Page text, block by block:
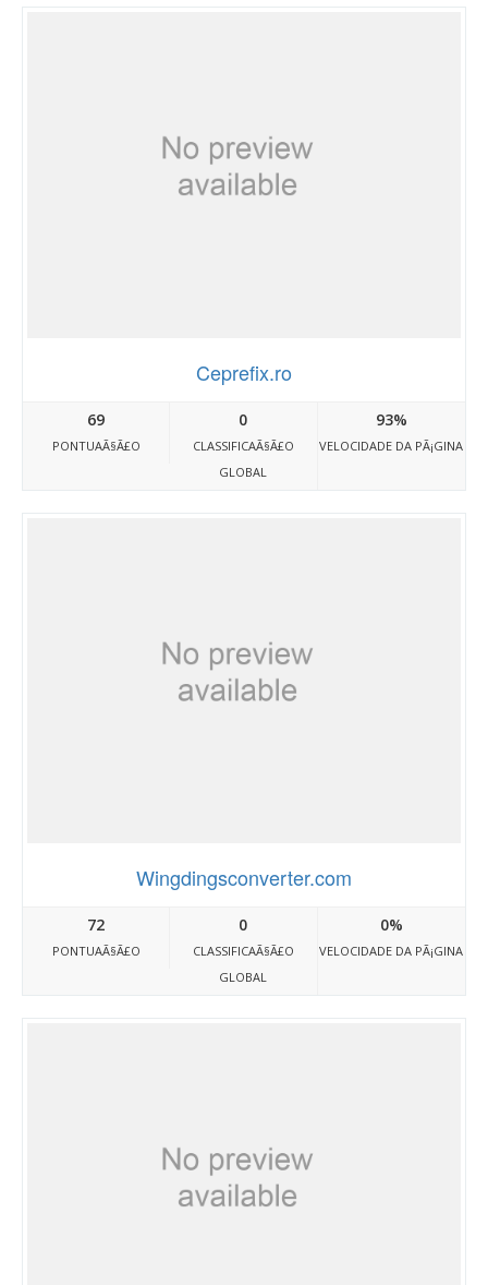
Ceprefix.ro
69
PONTUAÃ§Ã£O
0
CLASSIFICAÃ§Ã£O
GLOBAL
93%
VELOCIDADE DA PÃ¡GINA
Wingdingsconverter.com
72
PONTUAÃ§Ã£O
0
CLASSIFICAÃ§Ã£O
GLOBAL
0%
VELOCIDADE DA PÃ¡GINA